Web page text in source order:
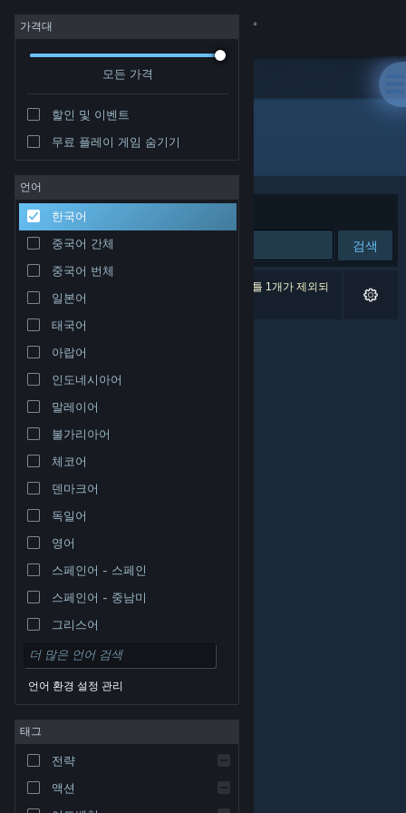
로그인
커뮤니티
정보
지원
언어 변경
Steam 모바일 앱 다운로드
PC 웹사이트 보기
© Valve Corporation. 모든 권리 보유. 모든 상표는 미국
및 기타 국가에서 각각 해당 소유자의 재산입니다.
환불| 쿠키
가격대
모든 가격
할인 및 이벤트
무료 플레이 게임 숨기기
언어
한국어
중국어 간체
중국어 번체
일본어
태국어
아랍어
인도네시아어
말레이어
불가리아어
체코어
덴마크어
독일어
영어
스페인어 - 스페인
스페인어 - 중남미
그리스어
언어 환경 설정 관리
태그
전략
액션
개발자: The Harvest VR
정렬 기준 연관성
검색
검색 결과가 0개 있습니다. 환경 설정에 따라 타이틀 1개가 제외되
었습니다.